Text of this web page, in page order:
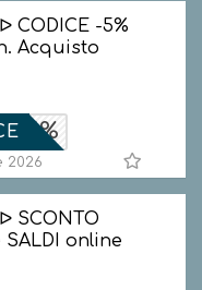
CODICE -5%
Acquisto
2026
SCONTO
online